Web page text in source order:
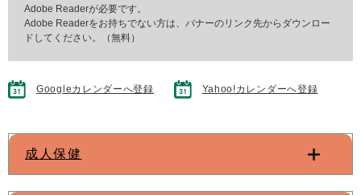
Adobe Readerが必要です。
Adobe Readerをお持ちでない方は、バナーのリンク先からダウンロー
ドしてください。（無料）
Googleカレンダーへ登録 Yahoo!カレンダーへ登録
成人保健